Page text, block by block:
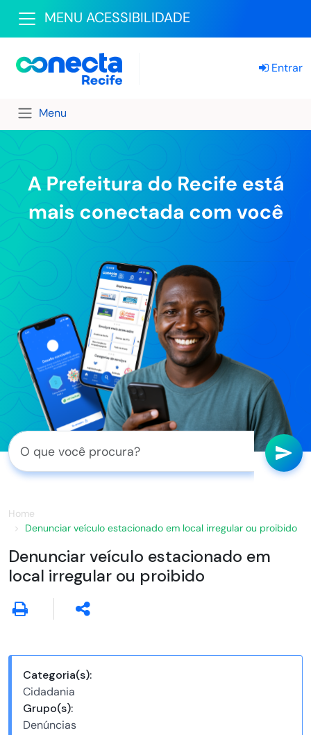
MENU ACESSIBILIDADE
Entrar
Menu
Home
Denunciar veículo estacionado em local irregular ou proibido
Denunciar veículo estacionado em
local irregular ou proibido
Categoria(s):
Cidadania
Grupo(s):
Denúncias